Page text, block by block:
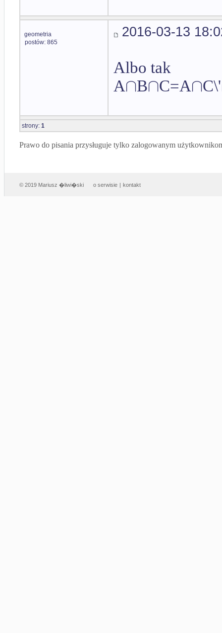
geometria
postów: 865
2016-03-13
Albo tak
A∩B∩C=A∩C\'
strony: 1
Prawo do pisania przysługuje tylko zalogowanym
© 2019 Mariusz �liwi�ski o serwisie | kontakt